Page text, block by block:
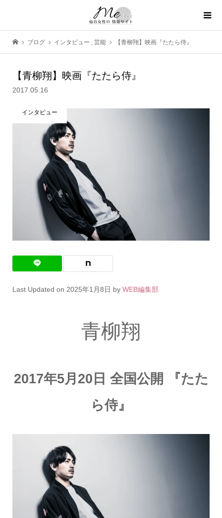
ブログ インタビュー , 芸能 【青柳翔】映画『たたら侍』
【青柳翔】映画『たたら侍』
2017.05.16
インタビュー
Last Updated on 2025年1月8日 by WEB編集部
青柳翔
2017年5月20日 全国公開 『たた
ら侍』